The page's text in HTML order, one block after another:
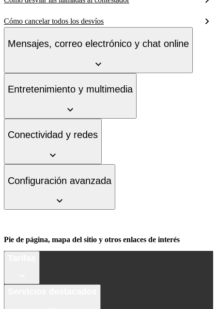
Cómo cancelar todos los desvíos
Mensajes, correo electrónico y chat online
Entretenimiento y multimedia
Conectividad y redes
Configuración avanzada
Pie de página, mapa del sitio y otros enlaces de interés